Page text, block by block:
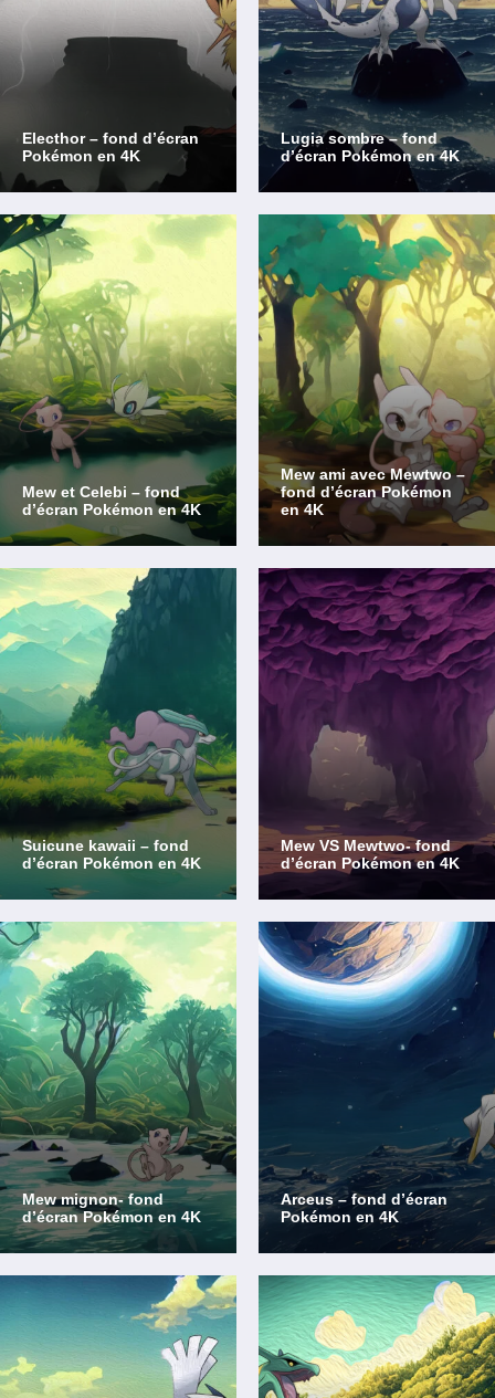
Electhor – fond d’écran
Pokémon en 4K
Lugia sombre – fond
d’écran Pokémon en 4K
Mew et Celebi – fond
d’écran Pokémon en 4K
Mew ami avec Mewtwo –
fond d’écran Pokémon
en 4K
Suicune kawaii – fond
d’écran Pokémon en 4K
Mew VS Mewtwo- fond
d’écran Pokémon en 4K
Mew mignon- fond
d’écran Pokémon en 4K
Arceus – fond d’écran
Pokémon en 4K